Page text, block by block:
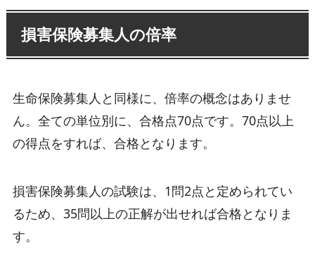
損害保険募集人の倍率
生命保険募集人と同様に、倍率の概念はありませ
ん。全ての単位別に、合格点70点です。70点以上
の得点をすれば、合格となります。
損害保険募集人の試験は、1問2点と定められてい
るため、35問以上の正解が出せれば合格となりま
す。